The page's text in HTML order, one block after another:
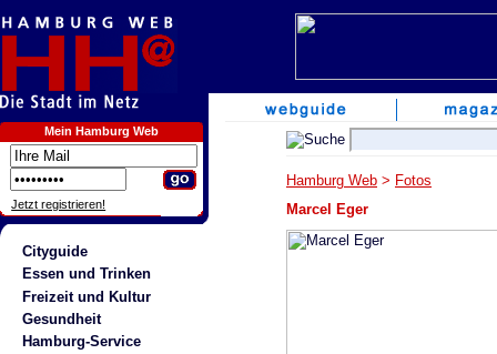
Mein Hamburg Web
Jetzt registrieren!
Cityguide
Essen und Trinken
Freizeit und Kultur
Gesundheit
Hamburg-Service
Hamburg Web > Fotos
Marcel Eger